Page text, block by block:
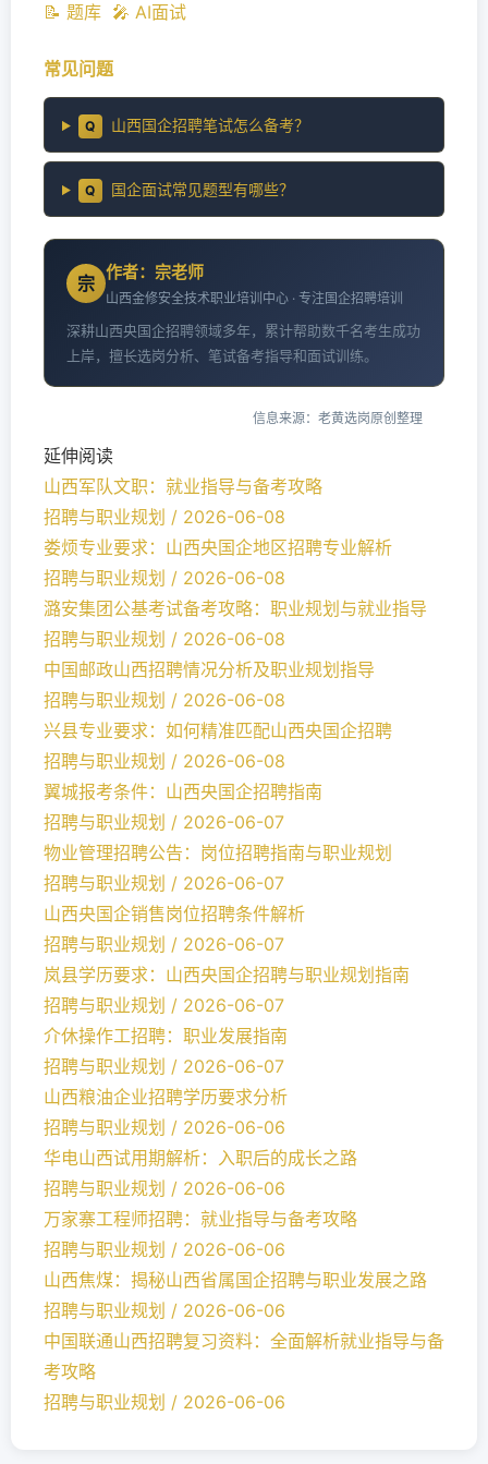
📝 题库 🎤 AI面试
常见问题
Q 山西国企招聘笔试怎么备考？
Q 国企面试常见题型有哪些？
宗
作者：宗老师
山西金修安全技术职业培训中心 · 专注国企招聘培训
深耕山西央国企招聘领域多年，累计帮助数千名考生成功
上岸，擅长选岗分析、笔试备考指导和面试训练。
信息来源：老黄选岗原创整理
延伸阅读
山西军队文职：就业指导与备考攻略
招聘与职业规划 / 2026-06-08
娄烦专业要求：山西央国企地区招聘专业解析
招聘与职业规划 / 2026-06-08
潞安集团公基考试备考攻略：职业规划与就业指导
招聘与职业规划 / 2026-06-08
中国邮政山西招聘情况分析及职业规划指导
招聘与职业规划 / 2026-06-08
兴县专业要求：如何精准匹配山西央国企招聘
招聘与职业规划 / 2026-06-08
翼城报考条件：山西央国企招聘指南
招聘与职业规划 / 2026-06-07
物业管理招聘公告：岗位招聘指南与职业规划
招聘与职业规划 / 2026-06-07
山西央国企销售岗位招聘条件解析
招聘与职业规划 / 2026-06-07
岚县学历要求：山西央国企招聘与职业规划指南
招聘与职业规划 / 2026-06-07
介休操作工招聘：职业发展指南
招聘与职业规划 / 2026-06-07
山西粮油企业招聘学历要求分析
招聘与职业规划 / 2026-06-06
华电山西试用期解析：入职后的成长之路
招聘与职业规划 / 2026-06-06
万家寨工程师招聘：就业指导与备考攻略
招聘与职业规划 / 2026-06-06
山西焦煤：揭秘山西省属国企招聘与职业发展之路
招聘与职业规划 / 2026-06-06
中国联通山西招聘复习资料：全面解析就业指导与备
考攻略
招聘与职业规划 / 2026-06-06